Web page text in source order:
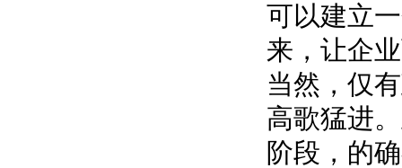
可以建立
来，让企
当然，仅
高歌猛进
阶段，的